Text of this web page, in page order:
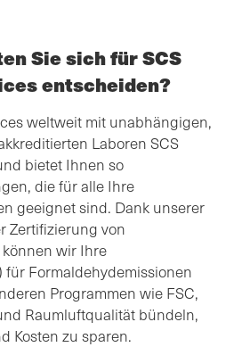
Sie sich für SCS
entscheiden?
weltweit mit unabhängigen,
Laboren SCS
bietet Ihnen so
die für alle Ihre
geeignet sind. Dank unserer
Zertifizierung von
wir Ihre
für Formaldehydemissionen
Programmen wie FSC,
Raumluftqualität bündeln,
Kosten zu sparen.